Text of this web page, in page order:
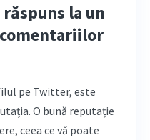
la un
pe Twitter, este
O bună reputație
ceea ce vă poate